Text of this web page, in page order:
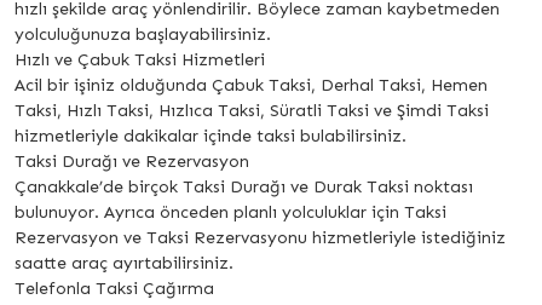
hızlı şekilde araç yönlendirilir. Böylece zaman kaybetmeden
yolculuğunuza başlayabilirsiniz.
Hızlı ve Çabuk Taksi Hizmetleri
Acil bir işiniz olduğunda Çabuk Taksi, Derhal Taksi, Hemen
Taksi, Hızlı Taksi, Hızlıca Taksi, Süratli Taksi ve Şimdi Taksi
hizmetleriyle dakikalar içinde taksi bulabilirsiniz.
Taksi Durağı ve Rezervasyon
Çanakkale’de birçok Taksi Durağı ve Durak Taksi noktası
bulunuyor. Ayrıca önceden planlı yolculuklar için Taksi
Rezervasyon ve Taksi Rezervasyonu hizmetleriyle istediğiniz
saatte araç ayırtabilirsiniz.
Telefonla Taksi Çağırma